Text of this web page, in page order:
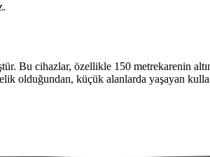
Bu cihazlar, özellikle 150 metrekarenin
olduğundan, küçük alanlarda yaşayan